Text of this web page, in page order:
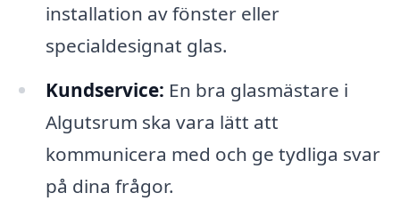
installation av fönster eller
specialdesignat glas.
Kundservice: En bra glasmästare i
Algutsrum ska vara lätt att
kommunicera med och ge tydliga svar
på dina frågor.